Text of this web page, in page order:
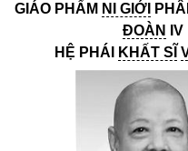
GIÁO PHẨM NI GIỚI
ĐOÀN
IV
HỆ PHÁI
KHẤT SĨ